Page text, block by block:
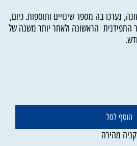
נערכו בה מספר שינויים ותוספות. כיום,
שנים מיצור התפידנית הראשונה ולאחר יותר משנה של
הוסף לסל
קניה מהירה